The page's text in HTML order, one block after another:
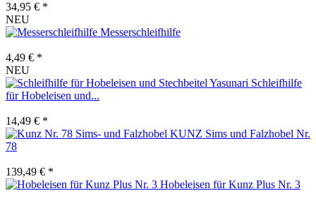
34,95 € *
NEU
Messerschleifhilfe
4,49 € *
NEU
Yasunari Schleifhilfe
für Hobeleisen und...
14,49 € *
KUNZ Sims und Falzhobel Nr.
78
139,49 € *
Hobeleisen für Kunz Plus Nr. 3